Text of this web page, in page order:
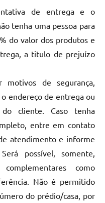
de entrega e o
tenha uma pessoa para
do valor dos produtos e
a titulo de prejuízo
de segurança,
endereço de entrega ou
cliente. Caso tenha
entre em contato
atendimento e informe
possível, somente,
como
Não é permitido
do prédio/casa, por